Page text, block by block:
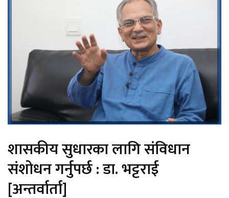
शासकीय सुधारका लागि संविधान
संशोधन गर्नुपर्छ : डा. भट्टराई
[अन्तर्वार्ता]